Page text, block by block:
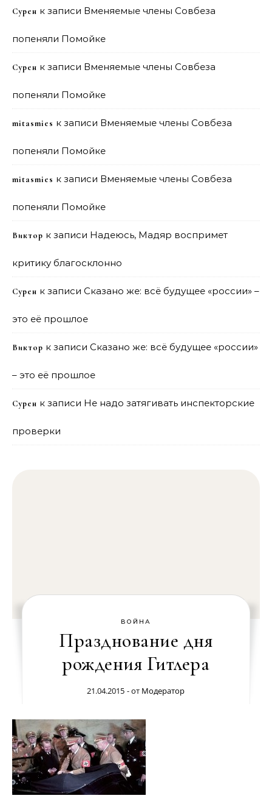
Сурен к записи Вменяемые члены Совбеза
попеняли Помойке
Сурен к записи Вменяемые члены Совбеза
попеняли Помойке
mitasmies к записи Вменяемые члены Совбеза
попеняли Помойке
mitasmies к записи Вменяемые члены Совбеза
попеняли Помойке
Виктор к записи Надеюсь, Мадяр воспримет
критику благосклонно
Сурен к записи Сказано же: всё будущее «россии» –
это её прошлое
Виктор к записи Сказано же: всё будущее «россии»
– это её прошлое
Сурен к записи Не надо затягивать инспекторские
проверки
ВОЙНА
Празднование дня
рождения Гитлера
21.04.2015 - от Модератор